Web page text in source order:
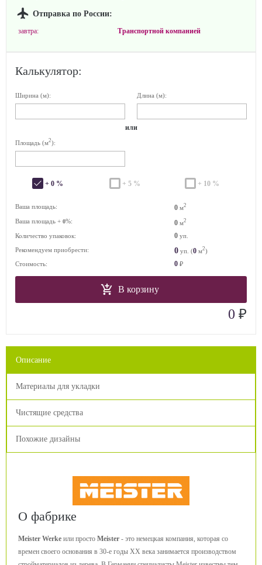
Отправка по России:
завтра: Транспортной компанией
Калькулятор:
Ширина (м): Длина (м):
или
Площадь (м2):
+ 0 % + 5 % + 10 %
Ваша площадь: 0 м2
Ваша площадь + 0%: 0 м2
Количество упаковок: 0 уп.
Рекомендуем приобрести:
0 уп. (0 м2)
Стоимость:
0 ₽
В корзину
0 ₽
Описание
Материалы для укладки
Чистящие средства
Похожие дизайны
О фабрике
Meister Werke или просто Meister - это немецкая компания, которая со
времен своего основания в 30-е годы ХХ века занимается производством